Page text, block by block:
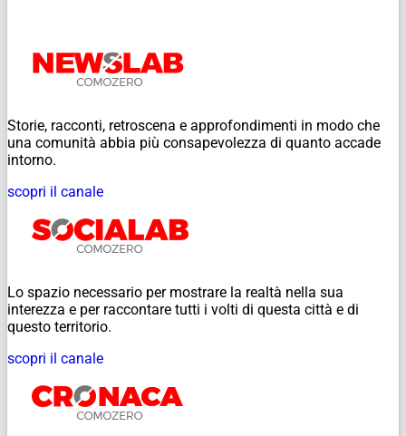
Storie, racconti, retroscena e approfondimenti in modo che
una comunità abbia più consapevolezza di quanto accade
intorno.
scopri il canale
Lo spazio necessario per mostrare la realtà nella sua
interezza e per raccontare tutti i volti di questa città e di
questo territorio.
scopri il canale